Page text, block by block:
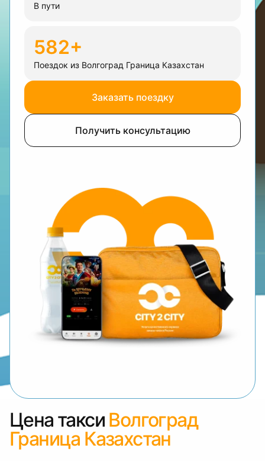
В пути
582+
Поездок из Волгоград Граница Казахстан
Заказать поездку
Получить консультацию
Цена такси Волгоград
Граница Казахстан